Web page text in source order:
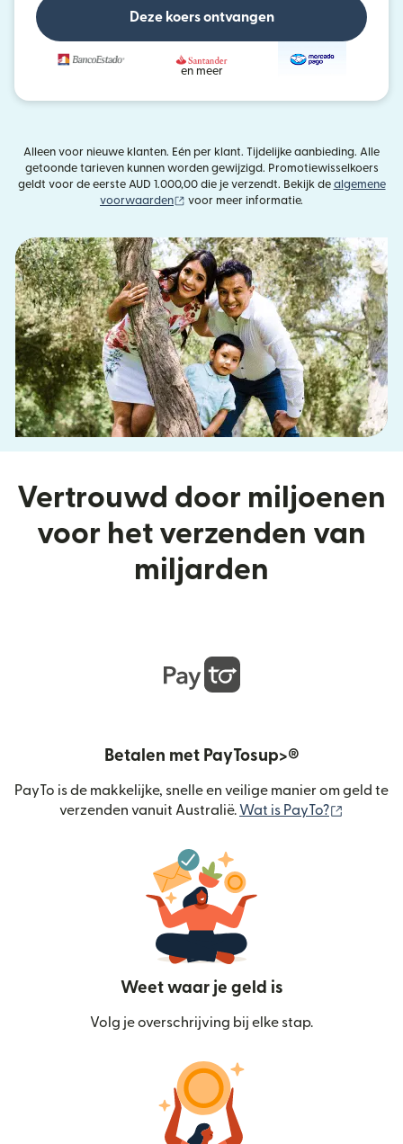
Deze koers ontvangen
en meer
Alleen voor nieuwe klanten. Eén per klant. Tijdelijke aanbieding. Alle
getoonde tarieven kunnen worden gewijzigd. Promotiewisselkoers
geldt voor de eerste AUD 1.000,00 die je verzendt. Bekijk de algemene
voorwaarden
(wordt geopend in een nieuw venster)
voor meer informatie.
Vertrouwd door miljoenen
voor het verzenden van
miljarden
Betalen met PayTosup>®
PayTo is de makkelijke, snelle en veilige manier om geld te
verzenden vanuit Australië. Wat is PayTo?
Weet waar je geld is
Volg je overschrijving bij elke stap.